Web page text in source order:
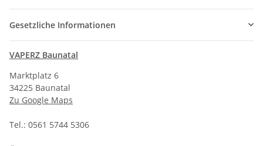
Gesetzliche Informationen
VAPERZ Baunatal
Marktplatz 6
34225 Baunatal
Zu Google Maps
Tel.: 0561 5744 5306